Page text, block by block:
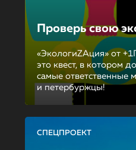
Проверь свою
«ЭкологиZAция» от
это квест, в котором
самые ответственные
и петербуржцы!
СПЕЦПРОЕКТ